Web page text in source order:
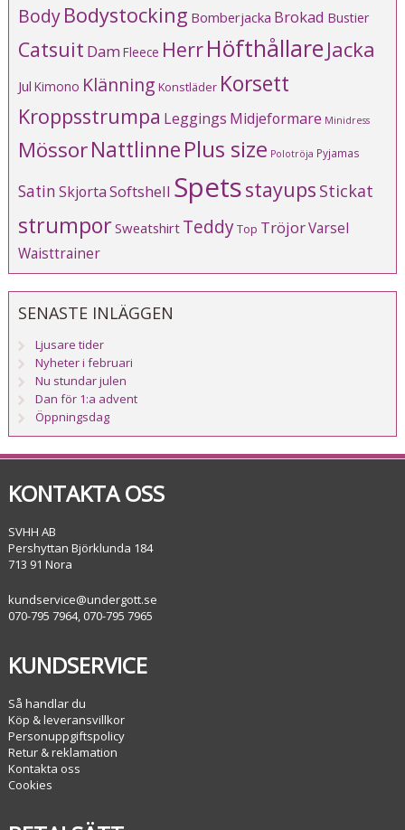
BodyBodystocking Bomberjacka Brokad Bustier
Catsuit Dam Fleece HerrHöfthållare Jacka
Jul Kimono Klänning Konstläder Korsett
Kroppsstrumpa Leggings Midjeformare Minidress
MössorNattlinnePlus size Polotröja Pyjamas
SatinSkjortaSoftshell Spetsstayups Stickat
strumporSweatshirt TeddyTop TröjorVarsel
Waisttrainer
SENASTE INLÄGGEN
Ljusare tider
Nyheter i februari
Nu stundar julen
Dan för 1:a advent
Öppningsdag
KONTAKTA OSS
SVHH AB
Pershyttan Björklunda 184
713 91 Nora
kundservice@undergott.se
070-795 7964, 070-795 7965
KUNDSERVICE
Så handlar du
Köp & leveransvillkor
Personuppgiftspolicy
Retur & reklamation
Kontakta oss
Cookies